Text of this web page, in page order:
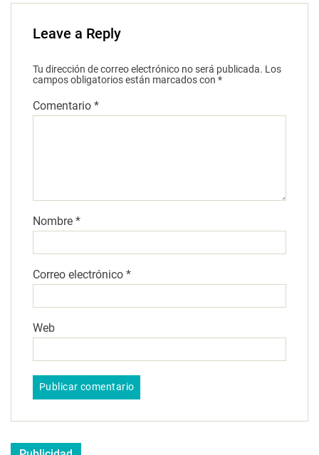
Leave a Reply
Tu dirección de correo electrónico no será publicada. Los
campos obligatorios están marcados con *
Comentario *
Nombre *
Correo electrónico *
Web